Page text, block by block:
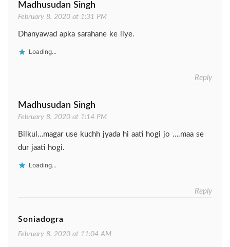
Madhusudan Singh
February 8, 2020 at 1:31 PM
Dhanyawad apka sarahane ke liye.
Loading...
Reply
Madhusudan Singh
February 8, 2020 at 1:14 PM
Bilkul…magar use kuchh jyada hi aati hogi jo ….maa se
dur jaati hogi.
Loading...
Reply
Soniadogra
February 8, 2020 at 11:04 AM